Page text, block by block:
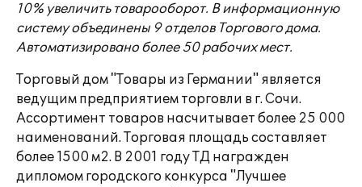
10% увеличить товарооборот. В информационную
систему объединены 9 отделов Торгового дома.
Автоматизировано более 50 рабочих мест.
Торговый дом "Товары из Германии" является
ведущим предприятием торговли в г. Сочи.
Ассортимент товаров насчитывает более 25 000
наименований. Торговая площадь составляет
более 1500 м2. В 2001 году ТД награжден
дипломом городского конкурса "Лучшее